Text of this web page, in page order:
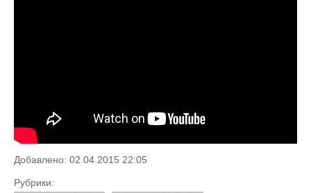
Добавлено: 02.04.2015 22:05
Рубрики: